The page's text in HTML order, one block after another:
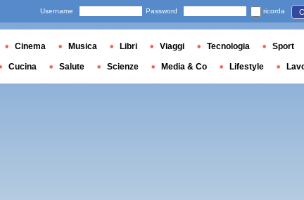
Username Password ricorda
Cinema Musica Libri Viaggi Tecnologia Sport
Cucina Salute Scienze Media & Co Lifestyle